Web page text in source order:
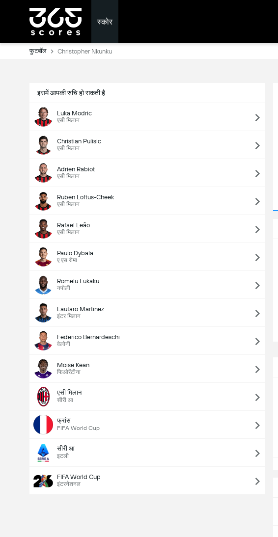
स्कोर
फुटबॉल Christopher Nkunku
इसमें आपकी रुचि हो सकती है
Luka Modric
एसी मिलान
Christian Pulisic
एसी मिलान
Adrien Rabiot
एसी मिलान
Ruben Loftus-Cheek
एसी मिलान
Rafael Leão
एसी मिलान
Paulo Dybala
ए एस रोमा
Romelu Lukaku
नपोली
Lautaro Martinez
इंटर मिलान
Federico Bernardeschi
वेलोनी
Moise Kean
फिओरेंटीना
एसी मिलान
सीरी आ
फ्रांस
FIFA World Cup
सीरी आ
इटली
FIFA World Cup
इंटरनेशनल